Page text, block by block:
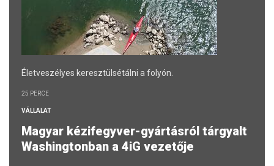
Életveszélyes keresztülsétálni a folyón.
25 PERCE
VÁLLALAT
Magyar kézifegyver-gyártásról tárgyalt
Washingtonban a 4iG vezetője